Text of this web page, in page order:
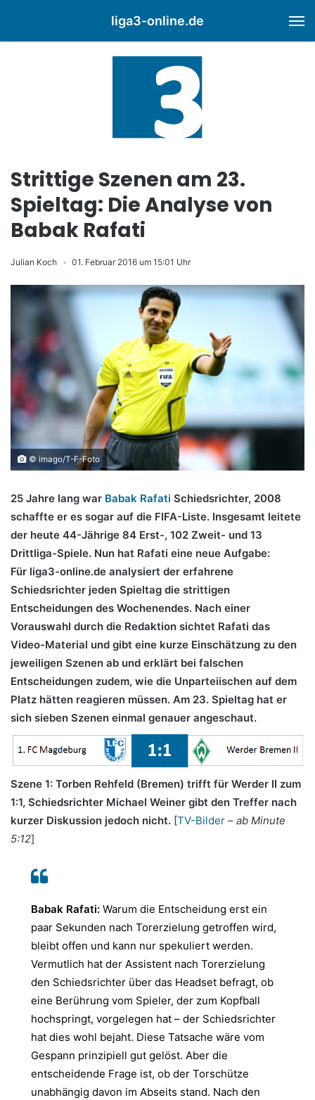
liga3-online.de
Strittige Szenen am 23.
Spieltag: Die Analyse von
Babak Rafati
Julian Koch 01. Februar 2016 um 15:01 Uhr
© imago/T-F-Foto
25 Jahre lang war Babak Rafati Schiedsrichter, 2008
schaffte er es sogar auf die FIFA-Liste. Insgesamt leitete
der heute 44-Jährige 84 Erst-, 102 Zweit- und 13
Drittliga-Spiele. Nun hat Rafati eine neue Aufgabe:
Für liga3-online.de analysiert der erfahrene
Schiedsrichter jeden Spieltag die strittigen
Entscheidungen des Wochenendes. Nach einer
Vorauswahl durch die Redaktion sichtet Rafati das
Video-Material und gibt eine kurze Einschätzung zu den
jeweiligen Szenen ab und erklärt bei falschen
Entscheidungen zudem, wie die Unparteiischen auf dem
Platz hätten reagieren müssen. Am 23. Spieltag hat er
sich sieben Szenen einmal genauer angeschaut.
Szene 1: Torben Rehfeld (Bremen) trifft für Werder II zum
1:1, Schiedsrichter Michael Weiner gibt den Treffer nach
kurzer Diskussion jedoch nicht. [TV-Bilder – ab Minute
5:12]
Babak Rafati: Warum die Entscheidung erst ein
paar Sekunden nach Torerzielung getroffen wird,
bleibt offen und kann nur spekuliert werden.
Vermutlich hat der Assistent nach Torerzielung
den Schiedsrichter über das Headset befragt, ob
eine Berührung vom Spieler, der zum Kopfball
hochspringt, vorgelegen hat – der Schiedsrichter
hat dies wohl bejaht. Diese Tatsache wäre vom
Gespann prinzipiell gut gelöst. Aber die
entscheidende Frage ist, ob der Torschütze
unabhängig davon im Abseits stand. Nach den